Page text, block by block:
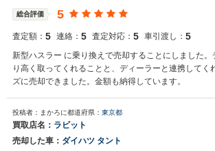
総合評価 5
査定額： 5 連絡： 5 査定対応： 5 車引渡し： 5
新型ハスラー に乗り換えで売却することにしました。
り高く取ってくれることと、ディーラーと連携してく
ズに売却できました。金額も納得しています。
投稿者：まかろに都道府県： 東京都
買取店名： ラビット
売却した車： ダイハツ タント